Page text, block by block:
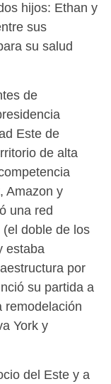
hijos: Ethan y
sus
su salud
de
Este de
de alta
Amazon y
una red
doble de los
estaba
por
su partida a
remodelación
York y
del Este y a